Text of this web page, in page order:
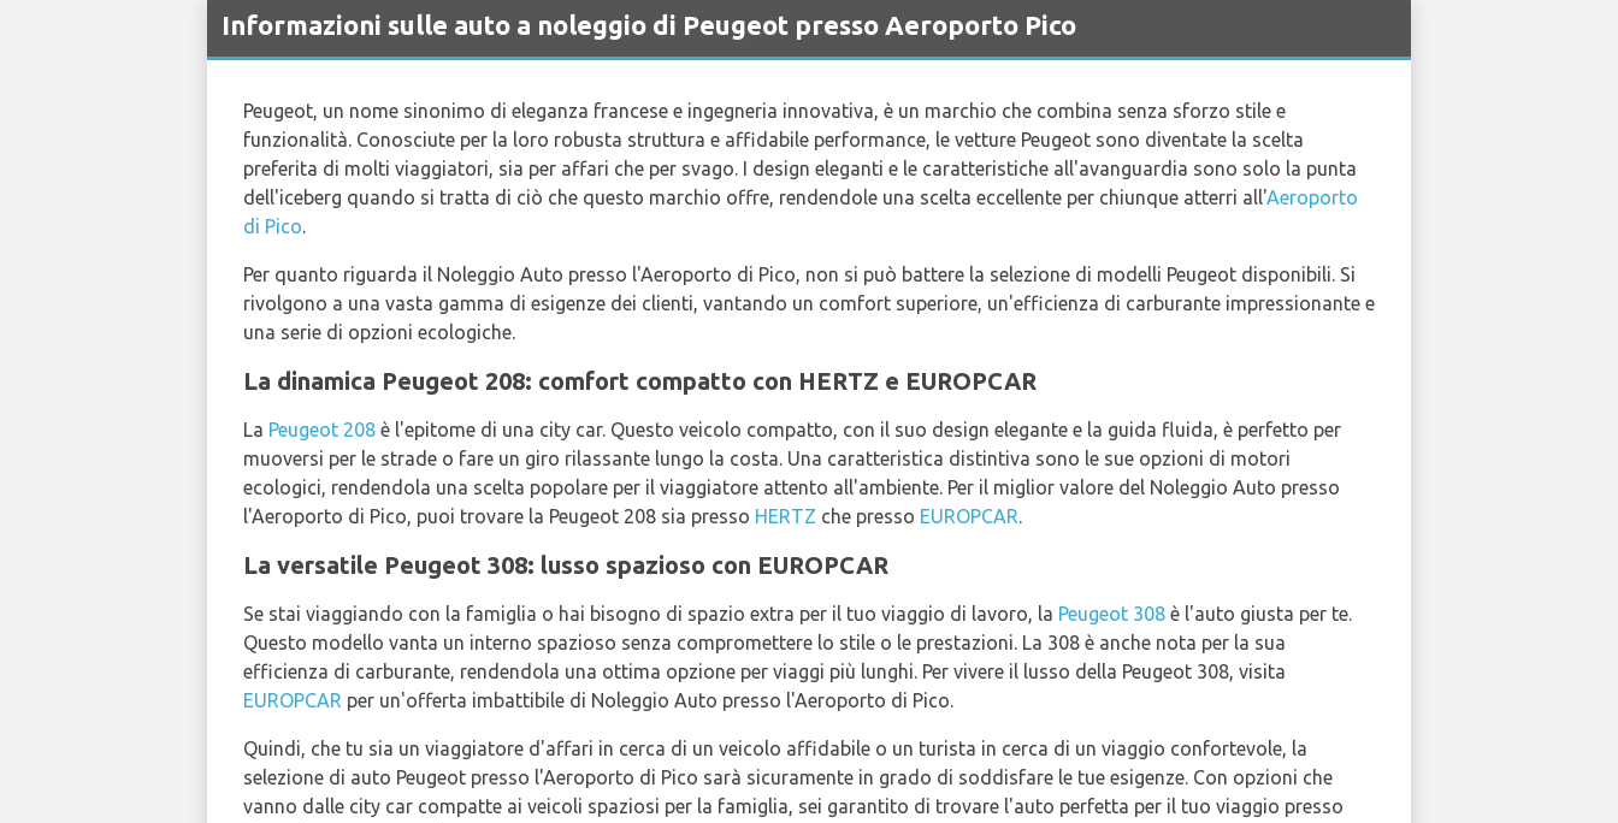
Informazioni sulle auto a noleggio di Peugeot presso Aeroporto Pico
Peugeot, un nome sinonimo di eleganza francese e ingegneria innovativa, è un marchio che combina senza sforzo stile e
funzionalità. Conosciute per la loro robusta struttura e affidabile performance, le vetture Peugeot sono diventate la scelta
preferita di molti viaggiatori, sia per affari che per svago. I design eleganti e le caratteristiche all'avanguardia sono solo la punta
dell'iceberg quando si tratta di ciò che questo marchio offre, rendendole una scelta eccellente per chiunque atterri all'Aeroporto
di Pico.
Per quanto riguarda il Noleggio Auto presso l'Aeroporto di Pico, non si può battere la selezione di modelli Peugeot disponibili. Si
rivolgono a una vasta gamma di esigenze dei clienti, vantando un comfort superiore, un'efficienza di carburante impressionante e
una serie di opzioni ecologiche.
La dinamica Peugeot 208: comfort compatto con HERTZ e EUROPCAR
La Peugeot 208 è l'epitome di una city car. Questo veicolo compatto, con il suo design elegante e la guida fluida, è perfetto per
muoversi per le strade o fare un giro rilassante lungo la costa. Una caratteristica distintiva sono le sue opzioni di motori
ecologici, rendendola una scelta popolare per il viaggiatore attento all'ambiente. Per il miglior valore del Noleggio Auto presso
l'Aeroporto di Pico, puoi trovare la Peugeot 208 sia presso HERTZ che presso EUROPCAR.
La versatile Peugeot 308: lusso spazioso con EUROPCAR
Se stai viaggiando con la famiglia o hai bisogno di spazio extra per il tuo viaggio di lavoro, la Peugeot 308 è l'auto giusta per te.
Questo modello vanta un interno spazioso senza compromettere lo stile o le prestazioni. La 308 è anche nota per la sua
efficienza di carburante, rendendola una ottima opzione per viaggi più lunghi. Per vivere il lusso della Peugeot 308, visita
EUROPCAR per un'offerta imbattibile di Noleggio Auto presso l'Aeroporto di Pico.
Quindi, che tu sia un viaggiatore d'affari in cerca di un veicolo affidabile o un turista in cerca di un viaggio confortevole, la
selezione di auto Peugeot presso l'Aeroporto di Pico sarà sicuramente in grado di soddisfare le tue esigenze. Con opzioni che
vanno dalle city car compatte ai veicoli spaziosi per la famiglia, sei garantito di trovare l'auto perfetta per il tuo viaggio presso